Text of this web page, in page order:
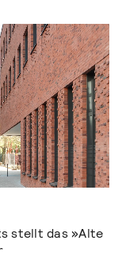
stellt das »Alte